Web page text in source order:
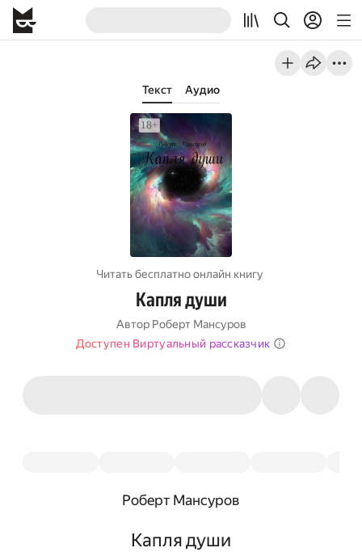
Текст Аудио
Читать бесплатно онлайн книгу
Капля души
Автор Роберт Мансуров
Доступен Виртуальный рассказчик
Роберт Мансуров
Капля души